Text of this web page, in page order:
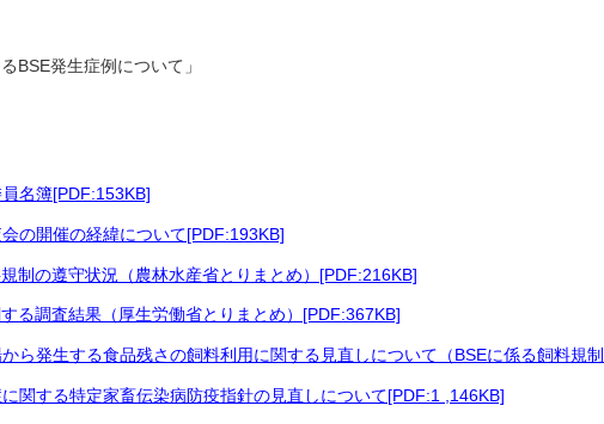
発生症例について」
名簿[PDF:153KB]
の開催の経緯について[PDF:193KB]
制の遵守状況（農林水産省とりまとめ）[PDF:216KB]
る調査結果（厚生労働省とりまとめ）[PDF:367KB]
ら発生する食品残さの飼料利用に関する見直しについて（BSEに係る飼料規
関する特定家畜伝染病防疫指針の見直しについて[PDF:1 ,146KB]